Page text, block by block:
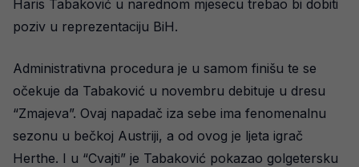
Haris Tabaković u narednom mjesecu trebao bi dobiti
poziv u reprezentaciju BiH.
Administrativna procedura je u samom finišu te se
očekuje da Tabaković u novembru debituje u dresu
“Zmajeva”. Ovaj napadač iza sebe ima fenomenalnu
sezonu u bečkoj Austriji, a od ovog je ljeta igrač
Herthe. I u “Cvajti” je Tabaković pokazao golgetersku